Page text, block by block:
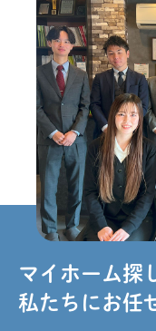
マイホーム探
私たちにお任